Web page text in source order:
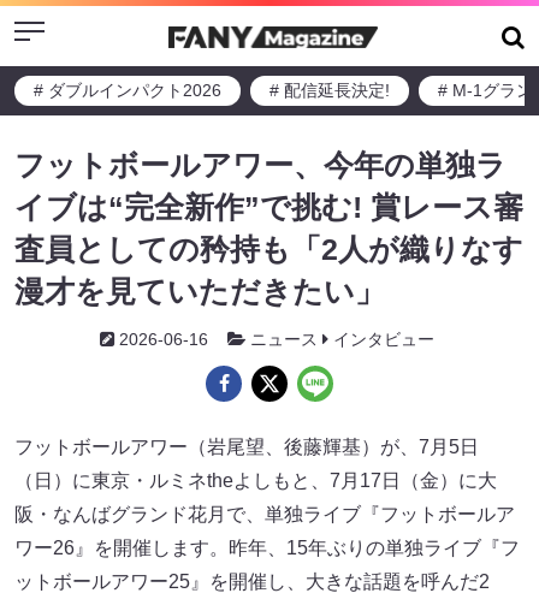
Menu
# ダブルインパクト2026 # 配信延長決定! # M-1グラン
フットボールアワー、今年の単独ラ
イブは“完全新作”で挑む! 賞レース審
査員としての矜持も「2人が織りなす
漫才を見ていただきたい」
2026-06-16 ニュース インタビュー
フットボールアワー（岩尾望、後藤輝基）が、7月5日
（日）に東京・ルミネtheよしもと、7月17日（金）に大
阪・なんばグランド花月で、単独ライブ『フットボールア
ワー26』を開催します。昨年、15年ぶりの単独ライブ『フ
ットボールアワー25』を開催し、大きな話題を呼んだ2